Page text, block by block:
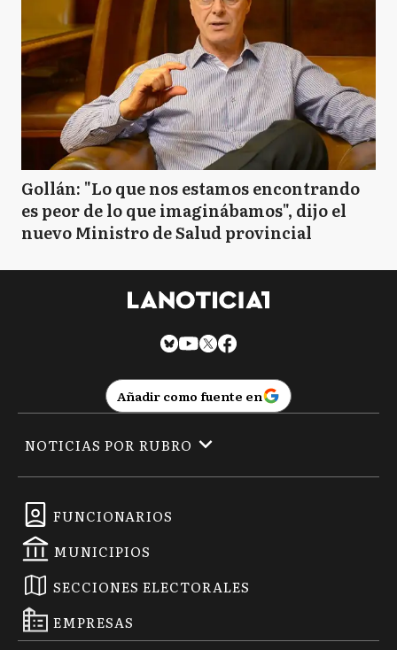
Gollán: "Lo que nos estamos encontrando
es peor de lo que imaginábamos", dijo el
nuevo Ministro de Salud provincial
Añadir como fuente en
FUNCIONARIOS
MUNICIPIOS
SECCIONES ELECTORALES
EMPRESAS
NOTICIAS POR RUBRO